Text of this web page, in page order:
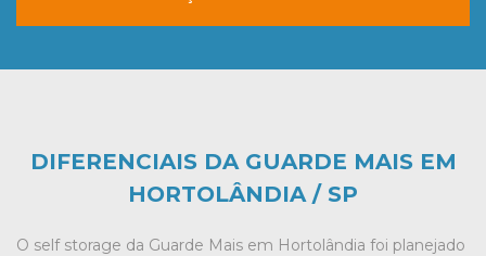
DIFERENCIAIS DA GUARDE MAIS EM
HORTOLÂNDIA / SP
O self storage da Guarde Mais em Hortolândia foi planejado